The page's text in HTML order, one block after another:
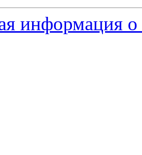
информация о